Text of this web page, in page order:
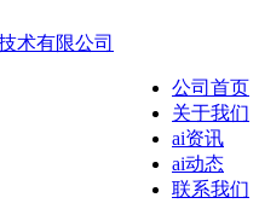
公司首页
关于我们
ai资讯
ai动态
联系我们